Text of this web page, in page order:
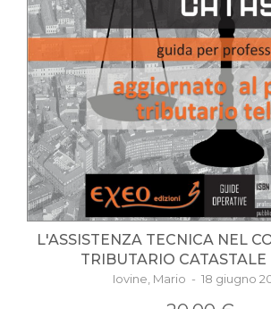
L'ASSISTENZA TECNICA NEL
TRIBUTARIO CATASTALE
Iovine, Mario - 18 giugno